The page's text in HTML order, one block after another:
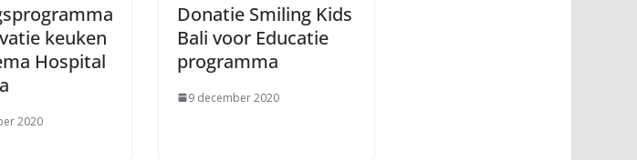
keuken
Hospital
2020
Donatie Smiling Kids
Bali voor Educatie
programma
9 december 2020